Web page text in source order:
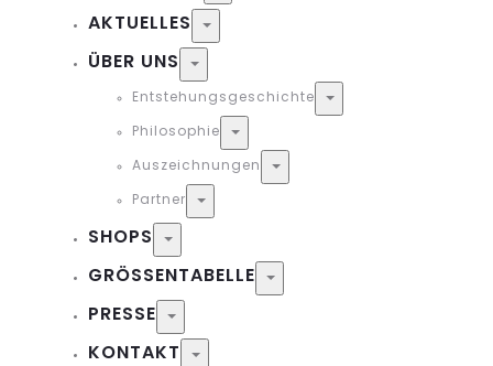
AKTUELLES Toggle
ÜBER UNS Toggle
Entstehungsgeschichte Toggle
Philosophie Toggle
Auszeichnungen Toggle
Partner Toggle
SHOPS Toggle
GRÖSSENTABELLE Toggle
PRESSE Toggle
KONTAKT Toggle